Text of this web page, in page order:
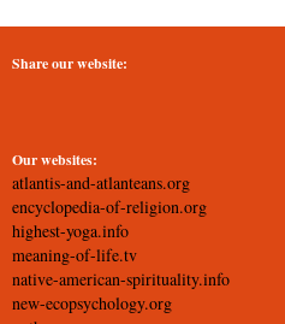
Share our website:
Our websites:
atlantis-and-atlanteans.org
encyclopedia-of-religion.org
highest-yoga.info
meaning-of-life.tv
native-american-spirituality.info
new-ecopsychology.org